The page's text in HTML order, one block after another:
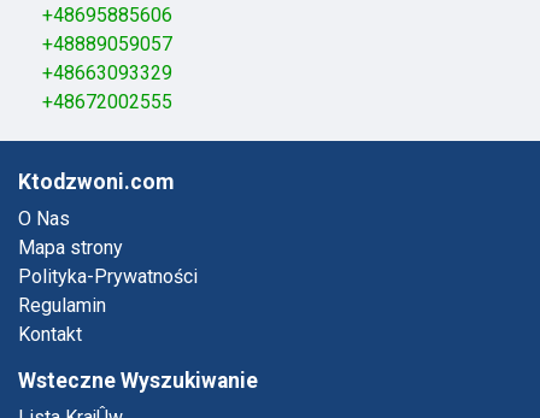
+48695885606
+48889059057
+48663093329
+48672002555
Ktodzwoni.com
O Nas
Mapa strony
Polityka-Prywatności
Regulamin
Kontakt
Wsteczne Wyszukiwanie